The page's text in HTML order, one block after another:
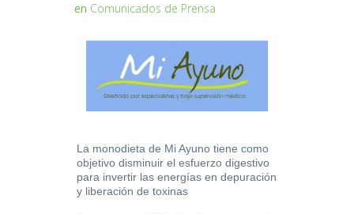
en Comunicados de Prensa
La monodieta de Mi Ayuno tiene como
objetivo disminuir el esfuerzo digestivo
para invertir las energías en depuración
y liberación de toxinas